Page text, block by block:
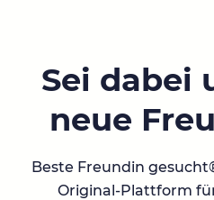
Sei dabei
neue
Beste Freundin
Original-Plattform